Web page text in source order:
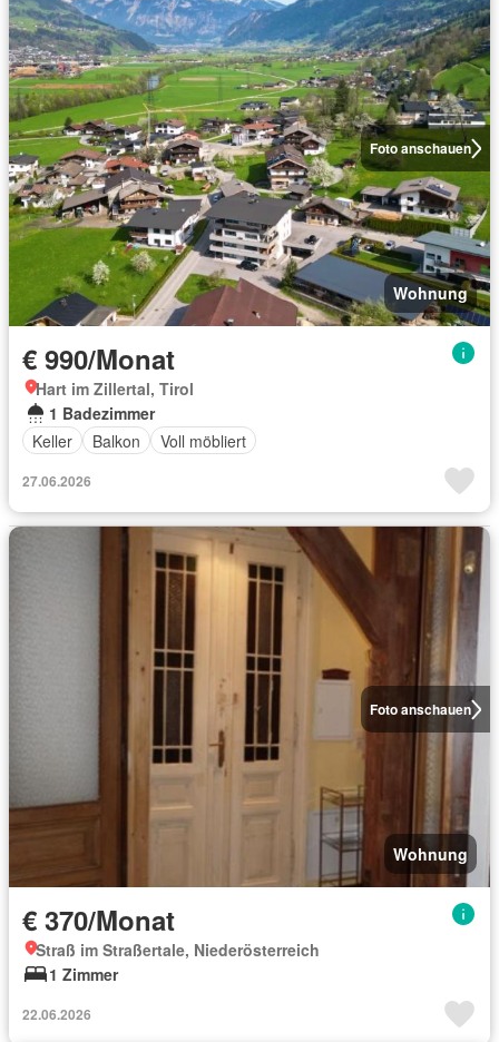
Foto anschauen
Wohnung
€ 990/Monat
Hart im Zillertal, Tirol
1 Badezimmer
Keller
Balkon Voll möbliert
27.06.2026
Foto anschauen
Wohnung
€ 370/Monat
Straß im Straßertale, Niederösterreich
1 Zimmer
22.06.2026